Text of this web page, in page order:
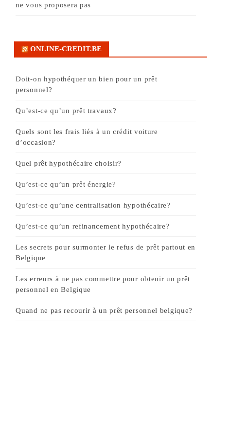
ne vous proposera pas
ONLINE-CREDIT.BE
Doit-on hypothéquer un bien pour un prêt
personnel?
Qu’est-ce qu’un prêt travaux?
Quels sont les frais liés à un crédit voiture
d’occasion?
Quel prêt hypothécaire choisir?
Qu’est-ce qu’un prêt énergie?
Qu’est-ce qu’une centralisation hypothécaire?
Qu’est-ce qu’un refinancement hypothécaire?
Les secrets pour surmonter le refus de prêt partout en
Belgique
Les erreurs à ne pas commettre pour obtenir un prêt
personnel en Belgique
Quand ne pas recourir à un prêt personnel belgique?